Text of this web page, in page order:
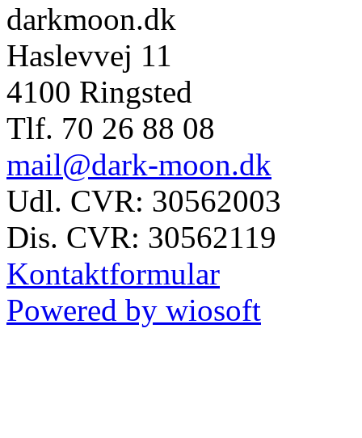
darkmoon.dk
Haslevvej 11
4100 Ringsted
Tlf. 70 26 88 08
mail@dark-moon.dk
Udl. CVR: 30562003
Dis. CVR: 30562119
Kontaktformular
Powered by wiosoft